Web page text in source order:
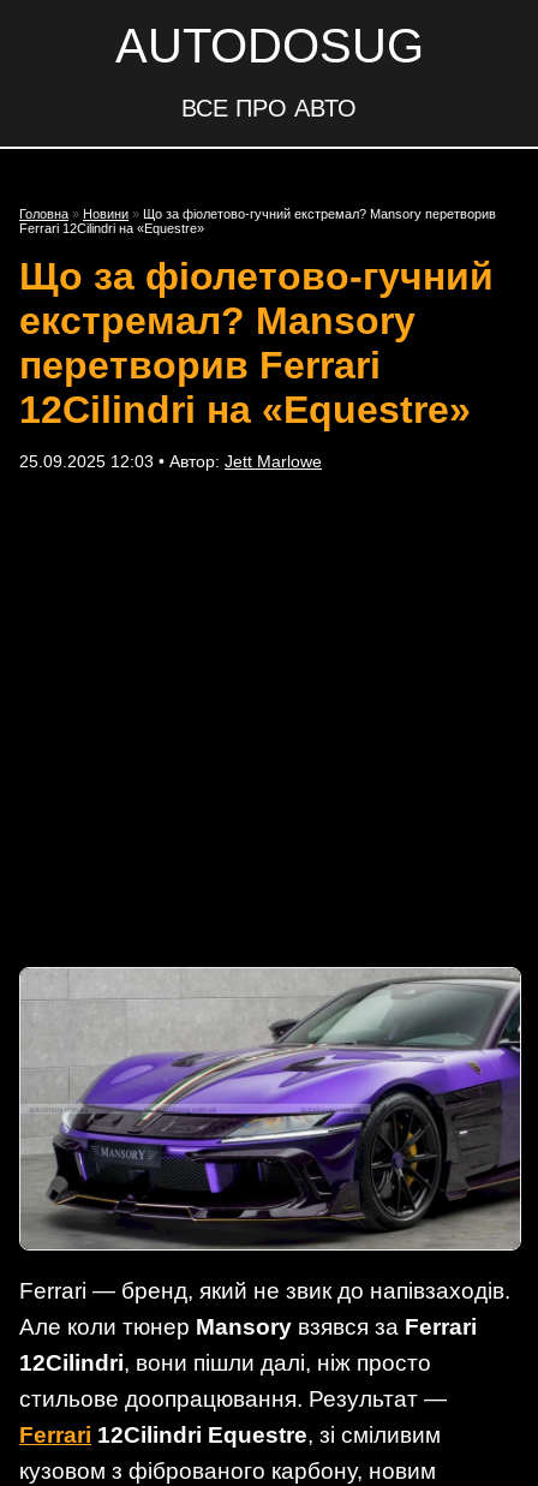
AUTODOSUG
ВСЕ ПРО АВТО
Головна » Новини » Що за фіолетово-гучний екстремал? Mansory перетворив
Ferrari 12Cilindri на «Equestre»
Що за фіолетово-гучний
екстремал? Mansory
перетворив Ferrari
12Cilindri на «Equestre»
25.09.2025 12:03 • Автор: Jett Marlowe
Ferrari — бренд, який не звик до напівзаходів.
Але коли тюнер Mansory взявся за Ferrari
12Cilindri, вони пішли далі, ніж просто
стильове доопрацювання. Результат —
Ferrari 12Cilindri Equestre, зі сміливим
кузовом з фіброваного карбону, новим